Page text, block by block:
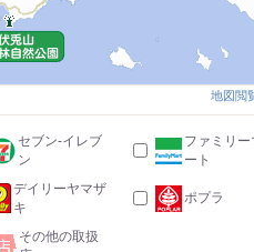
地図閲
セブン-イレブ
ン
ファミリー
ート
デイリーヤマザ
キ
ポプラ
その他の取扱